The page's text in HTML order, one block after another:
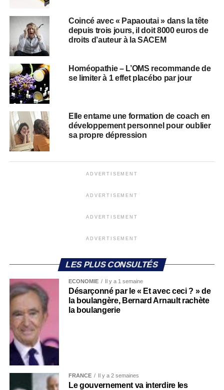
Coincé avec « Papaoutai » dans la tête
depuis trois jours, il doit 8000 euros de
droits d’auteur à la SACEM
Homéopathie – L’OMS recommande de
se limiter à 1 effet placébo par jour
Elle entame une formation de coach en
développement personnel pour oublier
sa propre dépression
ADVERTISEMENT
ADVERTISEMENT
ADVERTISEMENT
ADVERTISEMENT
LES PLUS CONSULTÉS
ECONOMIE Il y a 1 semaine
Désarçonné par le « Et avec ceci ? » de
la boulangère, Bernard Arnault rachète
la boulangerie
FRANCE Il y a 2 semaines
Le gouvernement va interdire les